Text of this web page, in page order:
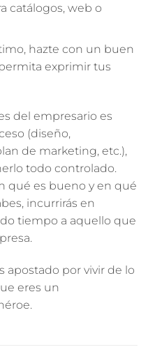
catálogos, web o
hazte con un buen
exprimir tus
del empresario es
(diseño,
de marketing, etc.),
todo controlado.
qué es bueno y en qué
incurrirás en
tiempo a aquello que
apostado por vivir de lo
eres un